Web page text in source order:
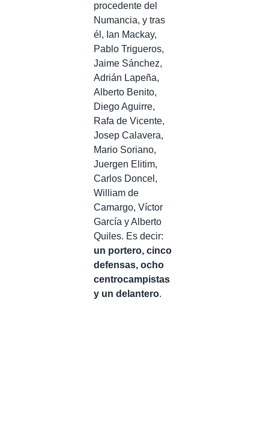
procedente del
Numancia, y tras
él, Ian Mackay,
Pablo Trigueros,
Jaime Sánchez,
Adrián Lapeña,
Alberto Benito,
Diego Aguirre,
Rafa de Vicente,
Josep Calavera,
Mario Soriano,
Juergen Elitim,
Carlos Doncel,
William de
Camargo, Víctor
García y Alberto
Quiles. Es decir:
un portero, cinco
defensas, ocho
centrocampistas
y un delantero.